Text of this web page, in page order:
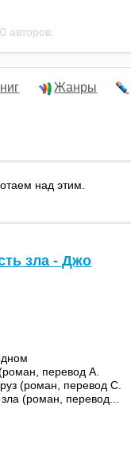
авторов.
Жанры
над этим.
зла - Джо
перевод А.
(роман, перевод С.
(роман, перевод...